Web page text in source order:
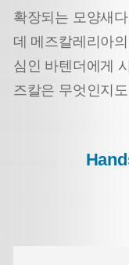
확장되는 모양새
데 메즈칼레리아
심인 바텐더에게
즈칼은 무엇인지